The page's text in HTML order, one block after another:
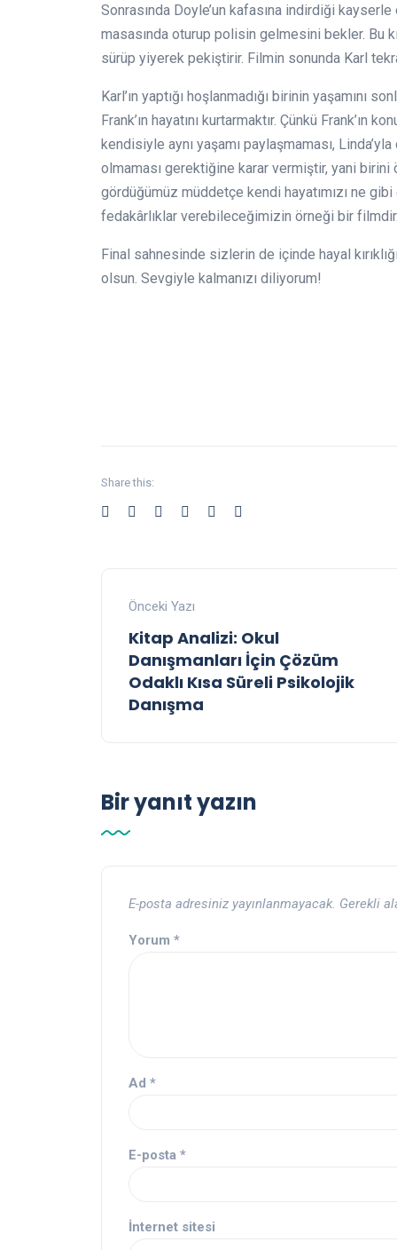
Sonrasında Doyle’un kafasına indirdiği
masasında oturup polisin gelmesini bekler. Bu
sürüp yiyerek pekiştirir. Filmin sonunda Karl
Karl’ın yaptığı hoşlanmadığı birinin yaşamını
Frank’ın hayatını kurtarmaktır. Çünkü Frank’ın
kendisiyle aynı yaşamı paylaşmaması,
olmaması gerektiğine karar vermiştir, yani
gördüğümüz müddetçe kendi hayatımızı ne
fedakârlıklar verebileceğimizin örneği bir
Final sahnesinde sizlerin de içinde hayal
olsun. Sevgiyle kalmanızı diliyorum!
Share this:
Önceki Yazı
Kitap Analizi: Okul
Danışmanları İçin Çözüm
Odaklı Kısa Süreli Psikolojik
Danışma
Bir yanıt yazın
E-posta adresiniz yayınlanmayacak. Gerekli
Yorum *
Ad *
E-posta *
İnternet sitesi